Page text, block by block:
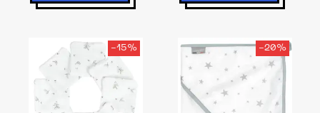
-15% -20%